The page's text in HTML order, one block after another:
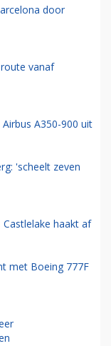
door
vanaf
A350-900 uit
'scheelt zeven
haakt af
met Boeing 777F